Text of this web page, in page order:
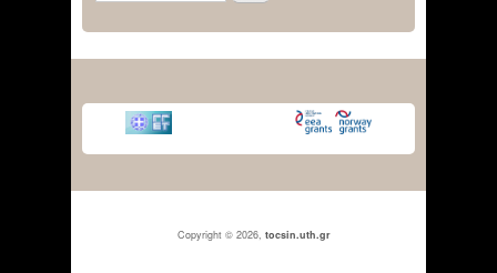
Copyright © 2026, tocsin.uth.gr